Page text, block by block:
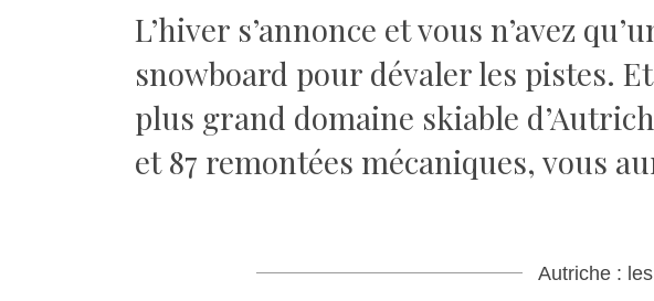
L’hiver s’annonce et vous n’avez
snowboard pour dévaler les pistes.
plus grand domaine skiable
et 87 remontées mécaniques, vous
Autriche :